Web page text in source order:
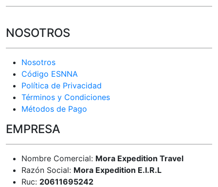
NOSOTROS
Nosotros
Código ESNNA
Política de Privacidad
Términos y Condiciones
Métodos de Pago
EMPRESA
Nombre Comercial: Mora Expedition Travel
Razón Social: Mora Expedition E.I.R.L
Ruc: 20611695242